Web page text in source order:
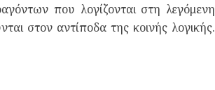
που λογίζονται στη λεγόμενη
στον αντίποδα της κοινής λογικής.